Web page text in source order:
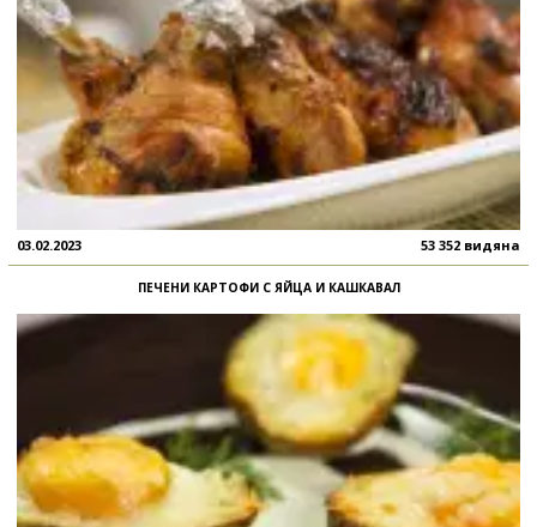
03.02.2023 53 352 видяна
ПЕЧЕНИ КАРТОФИ С ЯЙЦА И КАШКАВАЛ